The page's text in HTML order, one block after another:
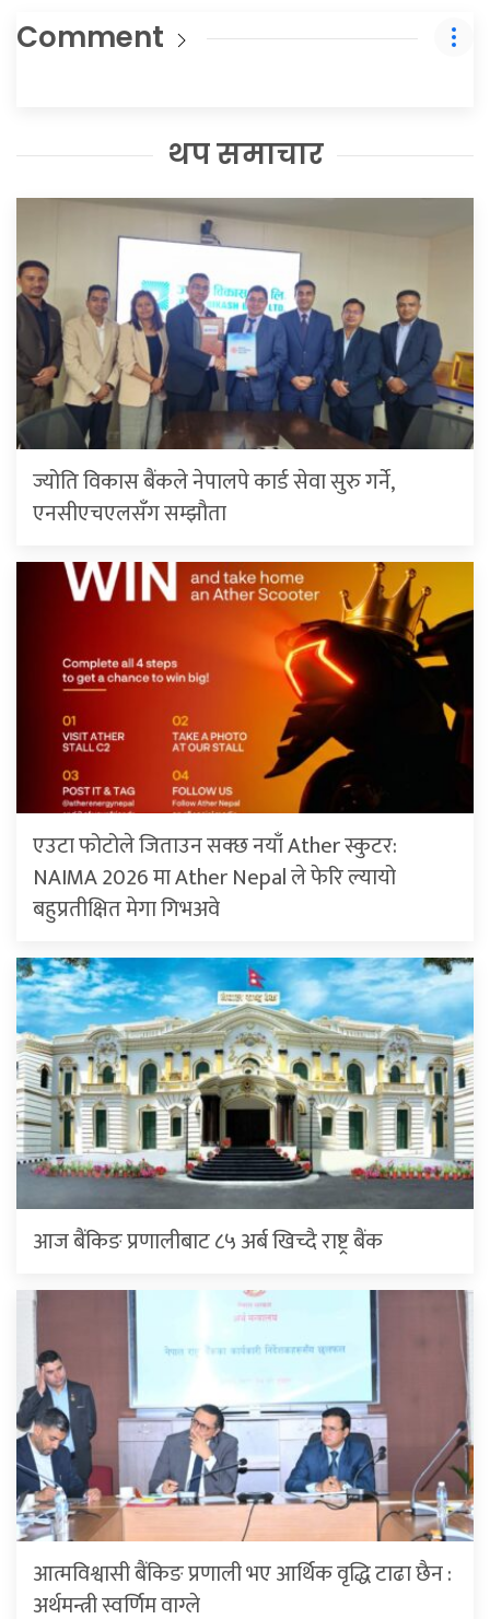
Comment
थप समाचार
ज्योति विकास बैंकले नेपालपे कार्ड सेवा सुरु गर्ने,
एनसीएचएलसँग सम्झौता
एउटा फोटोले जिताउन सक्छ नयाँ Ather स्कुटर:
NAIMA 2026 मा Ather Nepal ले फेरि ल्यायो
बहुप्रतीक्षित मेगा गिभअवे
आज बैंकिङ प्रणालीबाट ८५ अर्ब खिच्दै राष्ट्र बैंक
आत्मविश्वासी बैंकिङ प्रणाली भए आर्थिक वृद्धि टाढा छैन :
अर्थमन्त्री स्वर्णिम वाग्ले